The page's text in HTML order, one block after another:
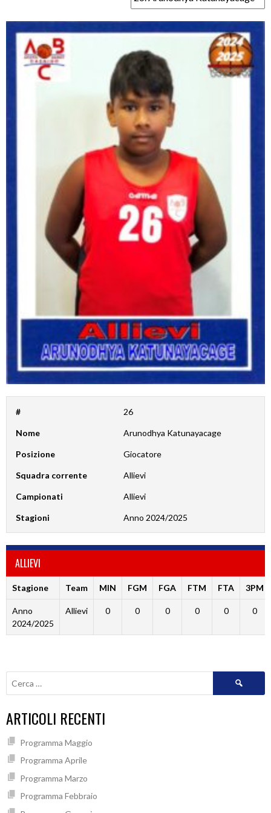
# 26
Nome Arunodhya Katunayacage
Posizione Giocatore
Squadra corrente Allievi
Campionati Allievi
Stagioni Anno 2024/2025
ALLIEVI
Stagione Team MIN FGM FGA FTM FTA 3PM
Anno
2024/2025
Allievi 0 0 0 0 0 0
Ricerca
ARTICOLI RECENTI
Programma Maggio
Programma Aprile
Programma Marzo
Programma Febbraio